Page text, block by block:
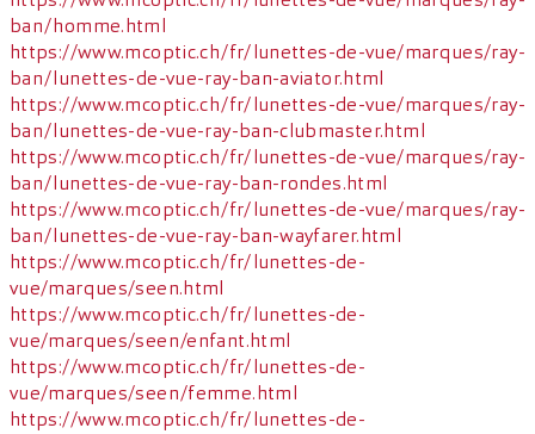
ban/homme.html
https://www.mcoptic.ch/fr/lunettes-de-vue/marques/ray-
ban/lunettes-de-vue-ray-ban-aviator.html
https://www.mcoptic.ch/fr/lunettes-de-vue/marques/ray-
ban/lunettes-de-vue-ray-ban-clubmaster.html
https://www.mcoptic.ch/fr/lunettes-de-vue/marques/ray-
ban/lunettes-de-vue-ray-ban-rondes.html
https://www.mcoptic.ch/fr/lunettes-de-vue/marques/ray-
ban/lunettes-de-vue-ray-ban-wayfarer.html
https://www.mcoptic.ch/fr/lunettes-de-
vue/marques/seen.html
https://www.mcoptic.ch/fr/lunettes-de-
vue/marques/seen/enfant.html
https://www.mcoptic.ch/fr/lunettes-de-
vue/marques/seen/femme.html
https://www.mcoptic.ch/fr/lunettes-de-